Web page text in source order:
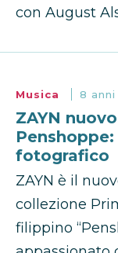
con August
Musica 8 anni
ZAYN
fotografico
ZAYN è il
collezione
filippino